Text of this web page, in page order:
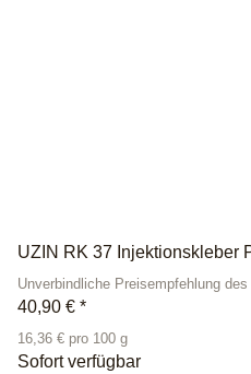
UZIN RK 37 Injektionskleber
Unverbindliche Preisempfehlung
40,90 € *
16,36 € pro 100 g
Sofort verfügbar